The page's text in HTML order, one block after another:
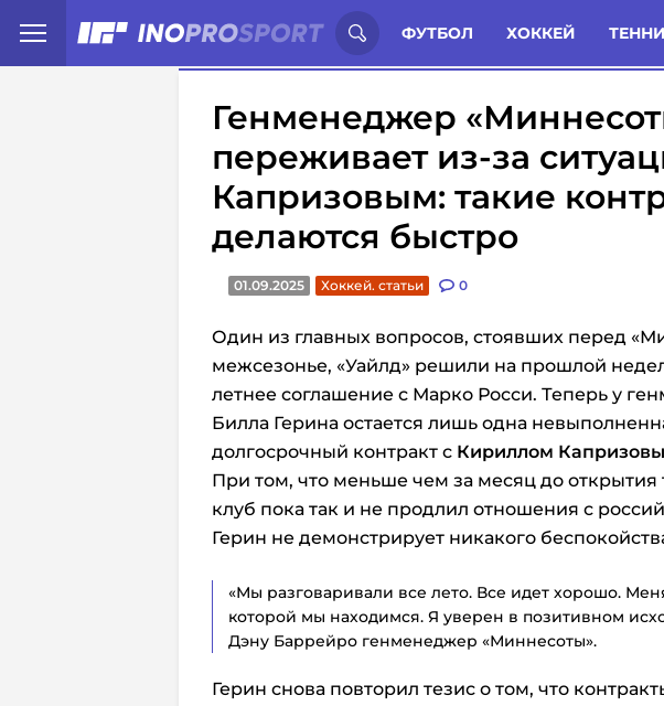
ФУТБОЛ ХОККЕЙ
Иностранцы о спорте России: Статьи Комменты
Генменеджер
переживает из-за
Капризовым: такие
делаются быстро
01.09.2025 Хоккей. статьи 0
Один из главных вопросов, стоявших перед
межсезонье, «Уайлд» решили на прошлой
летнее соглашение с Марко Росси. Теперь у
Билла Герина остается лишь одна
долгосрочный контракт с Кириллом
При том, что меньше чем за месяц до открытия
клуб пока так и не продлил отношения с
Герин не демонстрирует никакого
«Мы разговаривали все лето. Все идет хорошо.
которой мы находимся. Я уверен в позитивном
Дэну Баррейро генменеджер «Миннесоты».
Герин снова повторил тезис о том, что